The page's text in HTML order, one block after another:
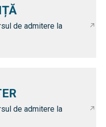
de admitere la
de admitere la